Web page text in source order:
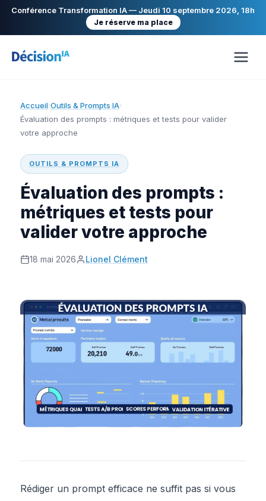
Conférence Transformation IA — Jeudi 10 septembre 2026, 18h
Je réserve ma place
Accueil›Outils & Prompts IA›
Évaluation des prompts : métriques et tests pour valider
votre approche
OUTILS & PROMPTS IA
Évaluation des prompts :
métriques et tests pour
valider votre approche
18 mai 2026 Lionel Clément
Rédiger un prompt efficace ne suffit pas si vous